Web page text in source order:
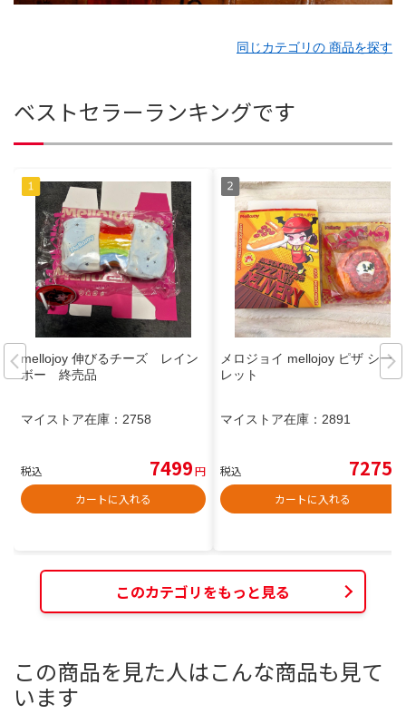
同じカテゴリの 商品を探す
ベストセラーランキングです
mellojoy 伸びるチーズ レイン
ボー 終売品
マイストア在庫： 2758
税込 7499円
カートに入れる
メロジョイ mellojoy ピザ シーク
レット
マイストア在庫： 2891
税込 7275
カートに入れる
このカテゴリをもっと見る
この商品を見た人はこんな商品も見て
います